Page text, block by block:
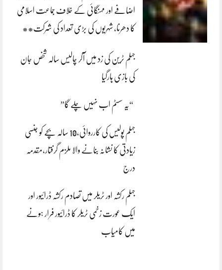
اضافے اور مہنگائی کے خلاف جماعت اسلامی
کا دھرنا، شہریوں کی بڑی تعداد کی شرکت**
جہلم ٹرین کی زد میں آکر چالیس سالہ شخص جان
کی بازی ہارگیا
“یہ سسٹم اب نہیں چلے گا”
جہلم پولیس کی کارروائی،10 سالہ بچے کو جنسی
زیادتی کا نشانہ بنانے والا ملزم گرفتار،مقدمہ
درج
جہلم رکشہ اور ٹریلر میں تصادم رکشہ ڈرائیور اور
ایک عورت زخمی ٹریلر کا ڈرائیور فرار ہونے
میں کامیاب